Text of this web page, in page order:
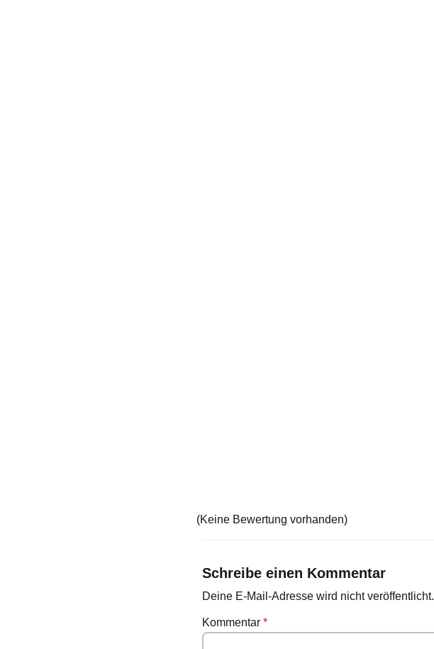
(Keine Bewertung vorhanden)
Schreibe einen Kommentar
Deine E-Mail-Adresse wird nicht veröffentlicht.
Kommentar*